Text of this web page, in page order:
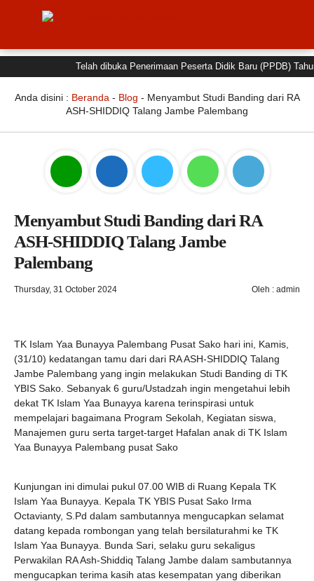
Telah dibuka Penerimaan Peserta Didik Baru (PPDB)
Anda disini : Beranda - Blog - Menyambut Studi Banding dari RA
ASH-SHIDDIQ Talang Jambe Palembang
Menyambut Studi Banding dari RA
ASH-SHIDDIQ Talang Jambe
Palembang
Thursday, 31 October 2024 Oleh : admin
TK Islam Yaa Bunayya Palembang Pusat Sako hari ini, Kamis,
(31/10) kedatangan tamu dari dari RA ASH-SHIDDIQ Talang
Jambe Palembang yang ingin melakukan Studi Banding di TK
YBIS Sako. Sebanyak 6 guru/Ustadzah ingin mengetahui lebih
dekat TK Islam Yaa Bunayya karena terinspirasi untuk
mempelajari bagaimana Program Sekolah, Kegiatan siswa,
Manajemen guru serta target-target Hafalan anak di TK Islam
Yaa Bunayya Palembang pusat Sako
Kunjungan ini dimulai pukul 07.00 WIB di Ruang Kepala TK
Islam Yaa Bunayya. Kepala TK YBIS Pusat Sako Irma
Octavianty, S.Pd dalam sambutannya mengucapkan selamat
datang kepada rombongan yang telah bersilaturahmi ke TK
Islam Yaa Bunayya. Bunda Sari, selaku guru sekaligus
Perwakilan RA Ash-Shiddiq Talang Jambe dalam sambutannya
mengucapkan terima kasih atas kesempatan yang diberikan